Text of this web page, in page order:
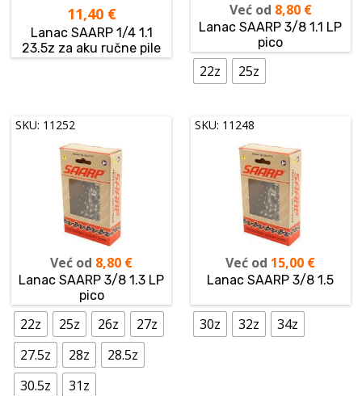
11,40 €
Lanac SAARP 1/4 1.1
23.5z za aku ručne pile
Već od 8,80 €
Lanac SAARP 3/8 1.1 LP
pico
22z 25z
SKU: 11252
Već od 8,80 €
Lanac SAARP 3/8 1.3 LP
pico
22z 25z 26z
27z
27.5z
28z
28.5z
30.5z
31z
SKU: 11248
Već od 15,00 €
Lanac SAARP 3/8 1.5
30z 32z 34z